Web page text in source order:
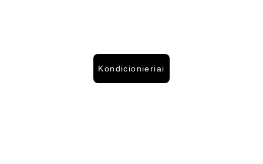
Kondicionieriai